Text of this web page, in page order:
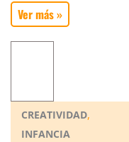
Ver más »
CREATIVIDAD,
INFANCIA